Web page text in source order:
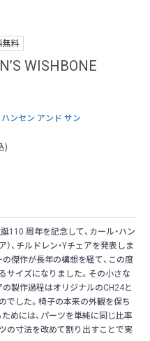
無料
WISHBONE
ンセン アンド サン
)
周年を記念して、カール・ハン
、チルドレン・Yチェアを発表しま
傑作が長年の構想を経て、この度
サイズになりました。その小さな
製作過程はオリジナルのCH24と
でした。椅子の本来の外観を保ち
めには、パーツを単純に同じ比率
の寸法を改めて割り出すことで実